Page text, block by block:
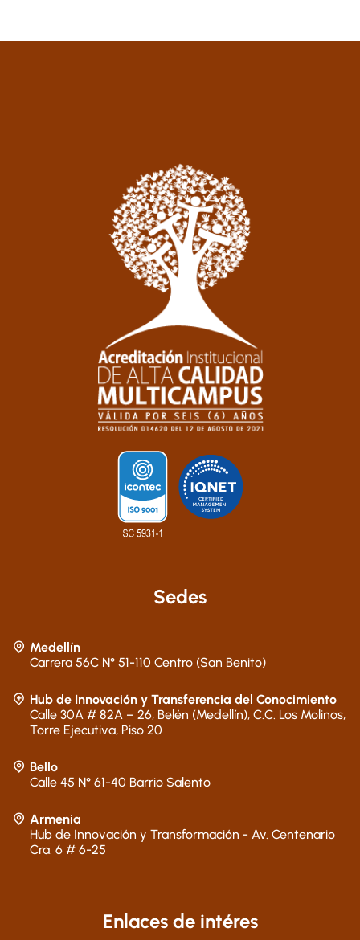
Sedes
Medellín
Carrera 56C N° 51-110 Centro (San Benito)
Hub de Innovación y Transferencia del Conocimiento
Calle 30A # 82A – 26, Belén (Medellín), C.C. Los Molinos,
Torre Ejecutiva, Piso 20
Bello
Calle 45 N° 61-40 Barrio Salento
Armenia
Hub de Innovación y Transformación - Av. Centenario
Cra. 6 # 6-25
Enlaces de intéres